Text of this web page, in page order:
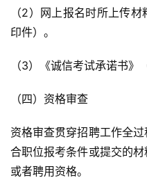
（2）网上报名时所上传
印件）。
（3）《诚信考试承诺书》
（四）资格审查
资格审查贯穿招聘工作全
合职位报考条件或提交的
或者聘用资格。